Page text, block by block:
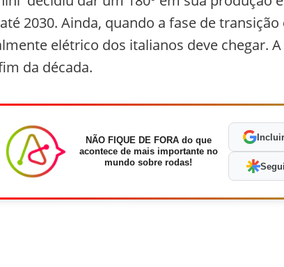
2030. Ainda, quando a fase de
elétrico dos italianos deve chegar.
da década.
NÃO FIQUE DE FORA do que
acontece de mais importante no
mundo sobre rodas!